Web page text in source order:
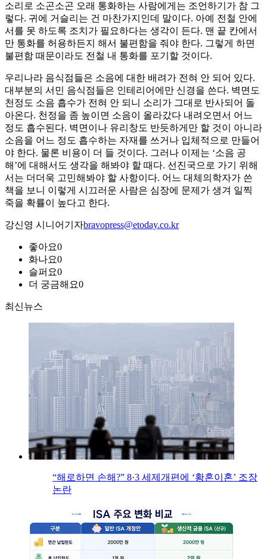
소리로 소곤소곤 오래 통화하는 사람에게는 조언하기가 참 그
렇다. 귀에 거슬리는 건 마찬가지인데 말이다. 아예 전철 안에
서를 못 하도록 조치가 필요하다는 생각이 든다. 맨 끝 칸에서
만 통화를 허용하든지 해서 불편함을 줘야 한다. 그렇게 하면
불편함 때문이라도 전철 내 통화를 포기할 것이다.
우리나라 음식점들은 소음에 대한 배려가 전혀 안 되어 있다.
대부분의 서민 음식점들은 인테리어에만 신경을 쓴다. 벽면도
천정도 소음 흡수가 전혀 안 되니 소리가 그대로 반사되어 돌
아온다. 천정을 좀 높이면 소음이 올라갔다 내려오면서 어느
정도 흡수된다. 벽면이나 유리창도 반듯하게만 할 것이 아니라
소음을 어느 정도 흡수하는 자재를 쓰거나 입체적으로 만들어
야 한다. 물론 비용이 더 들 것이다. 그러나 이제는 ‘소음 공
해’에 대해서도 생각을 해봐야 할 때다. 선진국으로 가기 위해
서는 더더욱 고민해봐야 할 사항이다. 어느 대체의학자가 쓴
책을 보니 이렇게 시끄러운 사람은 심장에 문제가 생겨 일찍
죽을 확률이 높다고 한다.
강신영 시니어기자bravopress@etoday.co.kr
좋아요0
화나요0
슬퍼요0
더 궁금해요0
최신뉴스
“해로하면 손해?” 8·3 세제개편에 ‘황혼이혼’ 조장
논란